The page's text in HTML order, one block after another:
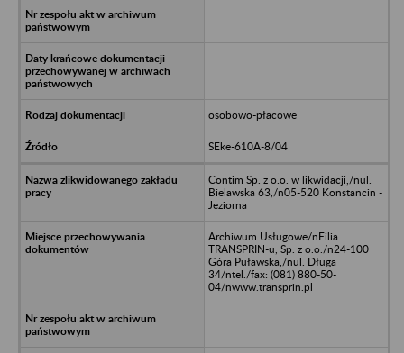
osobowo-płacowe
SEke-610A-8/04
Contim Sp. z o.o. w likwidacji,/nul.
Bielawska 63,/n05-520 Konstancin -
Jeziorna
Archiwum Usługowe/nFilia
TRANSPRIN-u, Sp. z o.o./n24-100
Góra Puławska,/nul. Długa
34/ntel./fax: (081) 880-50-
04/nwww.transprin.pl